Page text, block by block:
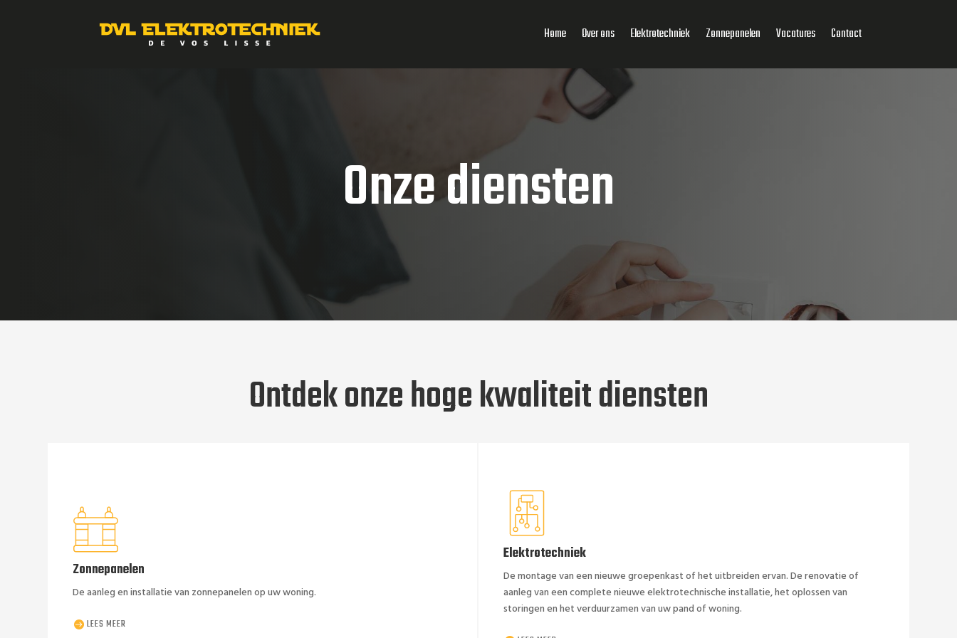
Home Over ons Elektrotechniek Zonnepanelen Vacatures Contact
Onze diensten
Ontdek onze hoge kwaliteit diensten
Zonnepanelen
De aanleg en installatie van zonnepanelen op uw woning.
LEES MEER
Zonnepanelen
De aanleg en installatie van zonnepanelen op uw woning.
LEES MEER
Elektrotechniek
De montage van een nieuwe groepenkast of het uitbreiden ervan. De renovatie of
aanleg van een complete nieuwe elektrotechnische installatie, het oplossen van
storingen en het verduurzamen van uw pand of woning.
Industrial Service
De montage van een nieuwe groepenkast of het uitbreiden ervan. De renovatie of
aanleg van een complete nieuwe elektrotechnische installatie, het oplossen van
storingen en het verduurzamen van uw pand of woning.
LEES MEER